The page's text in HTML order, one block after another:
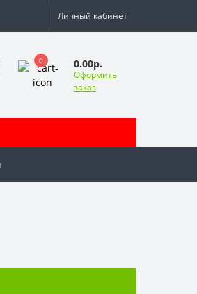
Личный кабинет
0 0.00р.
Оформить
заказ